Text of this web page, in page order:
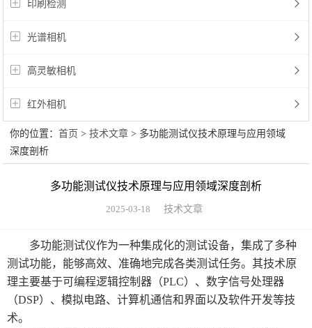
印刷检测
光谱相机
高灵敏相机
红外相机
你的位置：首页 >技术文章 > 多功能测试仪技术原理与应用领域
深度剖析
多功能测试仪技术原理与应用领域深度剖析
2025-03-18 技术文章
多功能测试仪作为一种集成化的测试设备，集成了多种
测试功能，能够高效、准确地完成各类测试任务。其技术原
理主要基于可编程逻辑控制器（PLC）、数字信号处理器
（DSP）、模拟电路、计算机通信和界面以及软件开发等技
术。